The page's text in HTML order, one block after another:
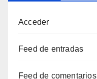
Acceder
Feed de entradas
Feed de comentarios